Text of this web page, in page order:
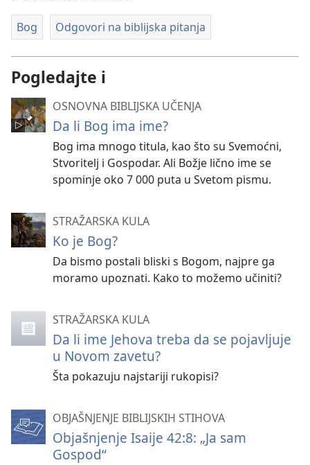
Bog Odgovori na biblijska pitanja
Pogledajte i
OSNOVNA BIBLIJSKA UČENJA
Da li Bog ima ime?
Bog ima mnogo titula, kao što su Svemoćni,
Stvoritelj i Gospodar. Ali Božje lično ime se
spominje oko 7 000 puta u Svetom pismu.
STRAŽARSKA KULA
Ko je Bog?
Da bismo postali bliski s Bogom, najpre ga
moramo upoznati. Kako to možemo učiniti?
STRAŽARSKA KULA
Da li ime Jehova treba da se pojavljuje
u Novom zavetu?
Šta pokazuju najstariji rukopisi?
OBJAŠNJENJE BIBLIJSKIH STIHOVA
Objašnjenje Isaije 42:8: „Ja sam
Gospod“